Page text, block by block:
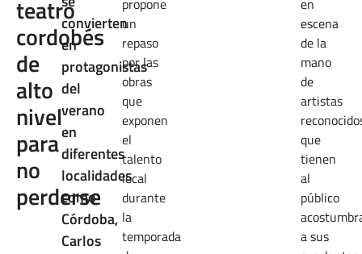
teatro
cordobés
de
alto
nivel
para
no
perderse
convierten
en
protagonistas
del
verano
en
diferentes
localidades
como
Córdoba,
Carlos
propone
un
repaso
por las
obras
que
exponen
el
talento
local
durante
la
temporada
en
escena
de la
mano
de
artistas
que
tienen
al
público
a sus